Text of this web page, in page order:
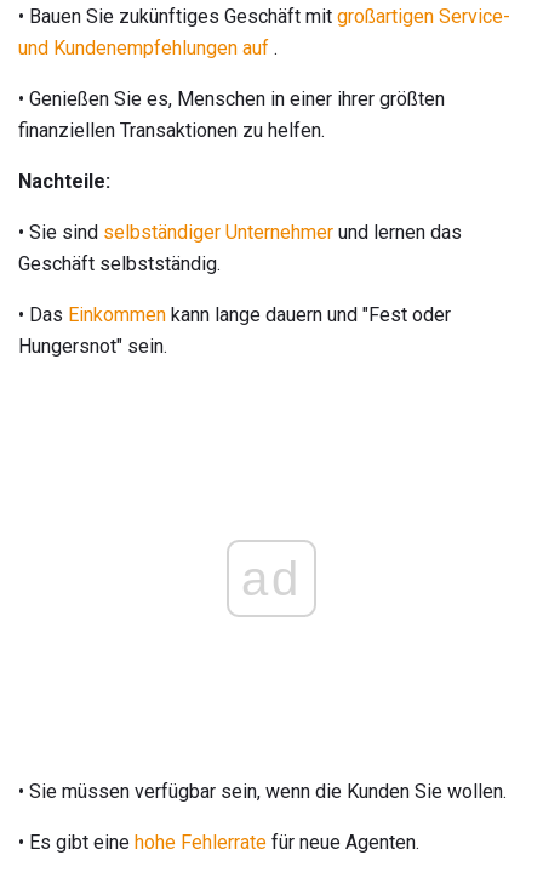
• Bauen Sie zukünftiges Geschäft mit großartigen Service-
und Kundenempfehlungen auf .
• Genießen Sie es, Menschen in einer ihrer größten
finanziellen Transaktionen zu helfen.
Nachteile:
• Sie sind selbständiger Unternehmer und lernen das
Geschäft selbstständig.
• Das Einkommen kann lange dauern und "Fest oder
Hungersnot" sein.
ad
• Sie müssen verfügbar sein, wenn die Kunden Sie wollen.
• Es gibt eine hohe Fehlerrate für neue Agenten.